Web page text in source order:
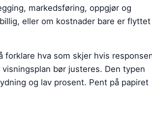
markedsføring, oppgjør og
eller om kostnader bare er flyttet
forklare hva som skjer hvis
bør justeres. Den typen
og lav prosent. Pent på papiret